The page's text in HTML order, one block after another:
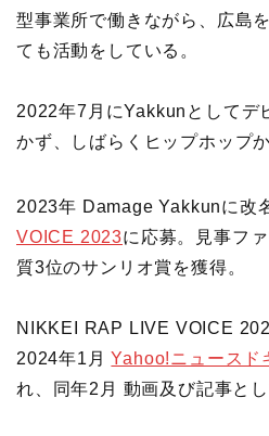
型事業所で働きながら、広島
ても活動をしている。
2022年7月にYakkunとしてデ
かず、しばらくヒップホップ
2023年 Damage Yakkunに改
VOICE 2023に応募。見事フ
質3位のサンリオ賞を獲得。
NIKKEI RAP LIVE VOICE
2024年1月Yahoo!ニュースド
れ、同年2月 動画及び記事とし